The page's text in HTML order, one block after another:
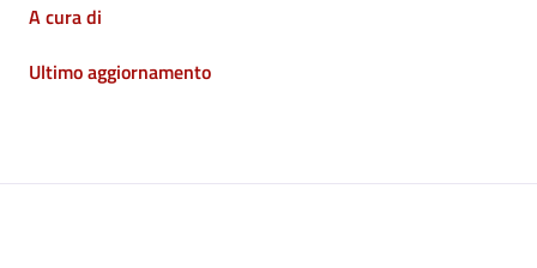
A cura di
Ultimo aggiornamento